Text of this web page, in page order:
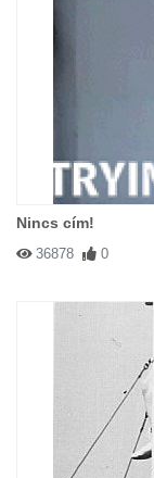
Nincs cím!
36878 0